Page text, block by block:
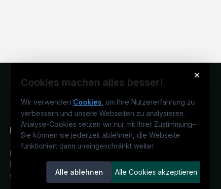
×
Cookies machen alles besser!
Wir verwenden Cookies , um Ihre Nutzererfahrung zu
verbessern und unsere Webseiten zu analysieren.
Analyse-Cookies setzen wir nur mit Ihrer Zustimmung–
Sie können sie jederzeit ablehnen, die Webseite
funktioniert dann uneingeschränkt weiter
Alle ablehnen Alle Cookies akzeptieren
Deutschlands medizinisches
Karriereportal.Ein Service der
candidatis GmbH.